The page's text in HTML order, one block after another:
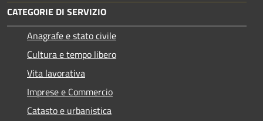
CATEGORIE DI SERVIZIO
Anagrafe e stato civile
Cultura e tempo libero
Vita lavorativa
Imprese e Commercio
Catasto e urbanistica